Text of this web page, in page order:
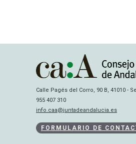
Calle Pagés del Corro, 90 B, 41010 -
955 407 310
info.caa@juntadeandalucia.es
FORMULARIO DE